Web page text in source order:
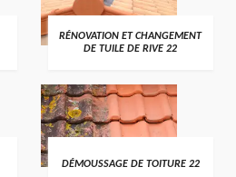
RÉNOVATION ET CHANGEMENT
DE TUILE DE RIVE 22
DÉMOUSSAGE DE TOITURE 22